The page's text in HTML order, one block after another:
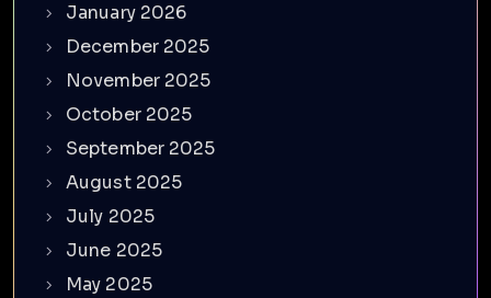
January 2026
December 2025
November 2025
October 2025
September 2025
August 2025
July 2025
June 2025
May 2025